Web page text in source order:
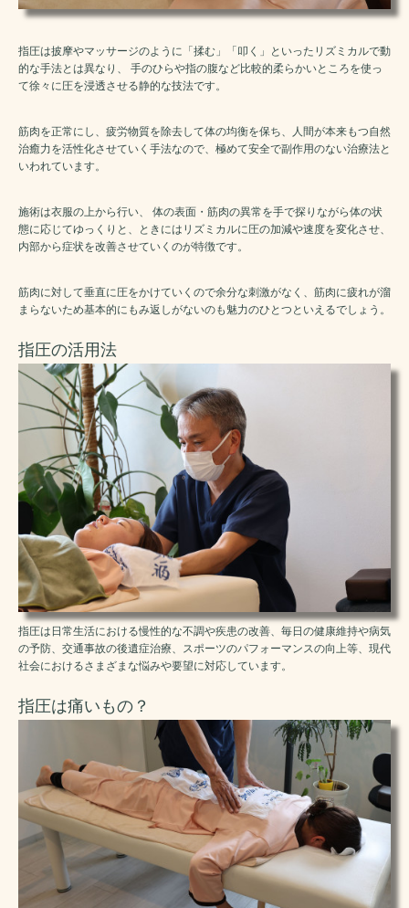
指圧は披摩やマッサージのように「揉む」「叩く」といったリズミカルで動
的な手法とは異なり、 手のひらや指の腹など比較的柔らかいところを使っ
て徐々に圧を浸透させる静的な技法です。
筋肉を正常にし、疲労物質を除去して体の均衡を保ち、人間が本来もつ自然
治癒力を活性化させていく手法なので、極めて安全で副作用のない治療法と
いわれています。
施術は衣服の上から行い、 体の表面・筋肉の異常を手で探りながら体の状
態に応じてゆっくりと、ときにはリズミカルに圧の加減や速度を変化させ、
内部から症状を改善させていくのが特徴です。
筋肉に対して垂直に圧をかけていくので余分な刺激がなく、筋肉に疲れが溜
まらないため基本的にもみ返しがないのも魅力のひとつといえるでしょう。
指圧の活用法
指圧は日常生活における慢性的な不調や疾患の改善、毎日の健康維持や病気
の予防、交通事故の後遺症治療、スポーツのパフォーマンスの向上等、現代
社会におけるさまざまな悩みや要望に対応しています。
指圧は痛いもの？